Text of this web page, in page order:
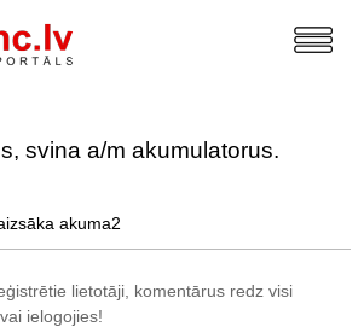
svina a/m akumulatorus.
akuma2
lietotāji, komentārus redz visi
ielogojies!